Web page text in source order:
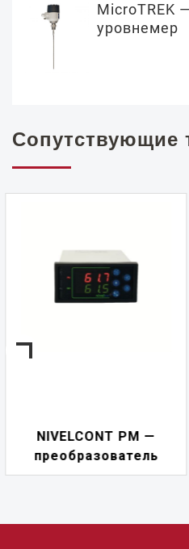
MicroTREK
уровнемер
Сопутствующие
NIVELCONT PM —
преобразователь